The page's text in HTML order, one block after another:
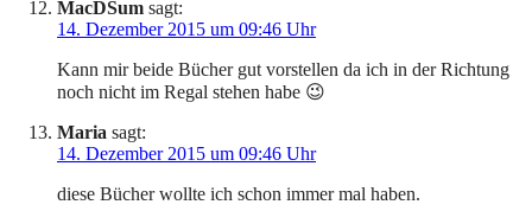
MacDSum sagt:
14. Dezember 2015 um 09:46 Uhr
Kann mir beide Bücher gut vorstellen da ich in der Richtung
noch nicht im Regal stehen habe 😉
Maria sagt:
14. Dezember 2015 um 09:46 Uhr
diese Bücher wollte ich schon immer mal haben.